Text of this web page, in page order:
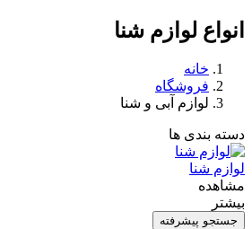
انواع لوازم شنا
خانه
فروشگاه
لوازم آبی و شنا
دسته بندی ها
لوازم شنا
مشاهده
بیشتر
جستجو پیشرفته